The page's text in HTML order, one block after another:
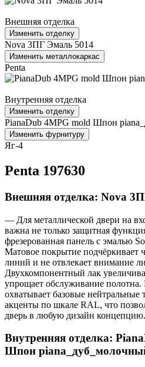
Внешняя отделка
Изменить отделку
Nova 3ПГ Эмаль 5014
Изменить металлокаркас
Penta
Внутренняя отделка
Изменить отделку
PianaDub 4MPG mold Шпон
Изменить фурнитуру
Яг-4
Penta 197630
Внешняя отделка: Nova
— Для металлической двери на
важна не только защитная
фрезерованная панель с эмалью
Матовое покрытие подчёркивает
линий и не отвлекает внимание
Двухкомпонентный лак
упрощает обслуживание полотна.
охватывает базовые
акценты по шкале RAL, что
дверь в любую дизайн концепцию.
Внутренняя отделка:
Шпон